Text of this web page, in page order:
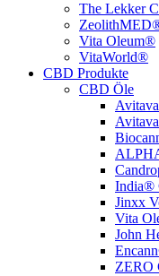
The Lekker
Vita Oleum®
VitaWorld®
CBD Produkte
CBD Öle
India®
Jinxx
Vita
John
ZERO